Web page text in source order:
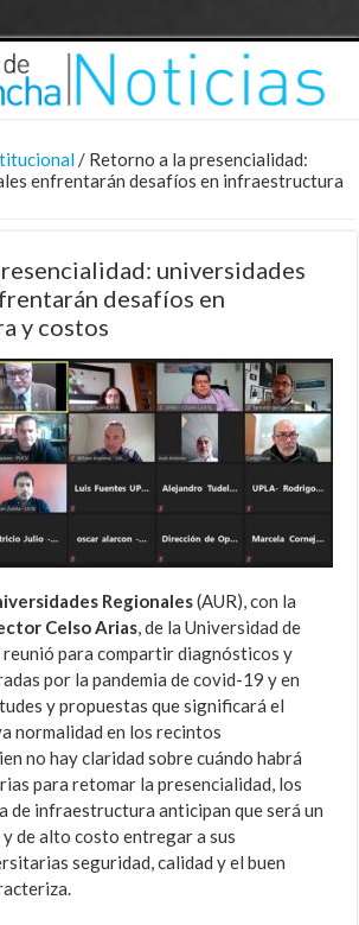
/ Retorno a la presencialidad:
enfrentarán desafíos en infraestructura
universidades
desafíos en
y costos
Regionales(AUR), con la
Celso Arias, de la Universidad de
reunió para compartir diagnósticos y
por la pandemia de covid-19 y en
y propuestas que significará el
normalidad en los recintos
no hay claridad sobre cuándo habrá
para retomar la presencialidad, los
de infraestructura anticipan que será un
de alto costo entregar a sus
seguridad, calidad y el buen